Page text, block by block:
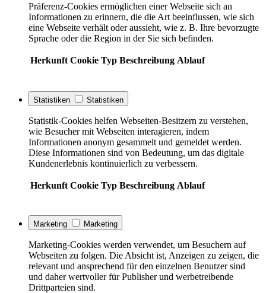
Präferenz-Cookies ermöglichen einer Webseite sich an
Informationen zu erinnern, die die Art beeinflussen, wie sich
eine Webseite verhält oder aussieht, wie z. B. Ihre bevorzugte
Sprache oder die Region in der Sie sich befinden.
Herkunft Cookie Typ Beschreibung Ablauf
Statistiken Statistiken
Statistik-Cookies helfen Webseiten-Besitzern zu verstehen,
wie Besucher mit Webseiten interagieren, indem
Informationen anonym gesammelt und gemeldet werden.
Diese Informationen sind von Bedeutung, um das digitale
Kundenerlebnis kontinuierlich zu verbessern.
Herkunft Cookie Typ Beschreibung Ablauf
Marketing Marketing
Marketing-Cookies werden verwendet, um Besuchern auf
Webseiten zu folgen. Die Absicht ist, Anzeigen zu zeigen, die
relevant und ansprechend für den einzelnen Benutzer sind
und daher wertvoller für Publisher und werbetreibende
Drittparteien sind.